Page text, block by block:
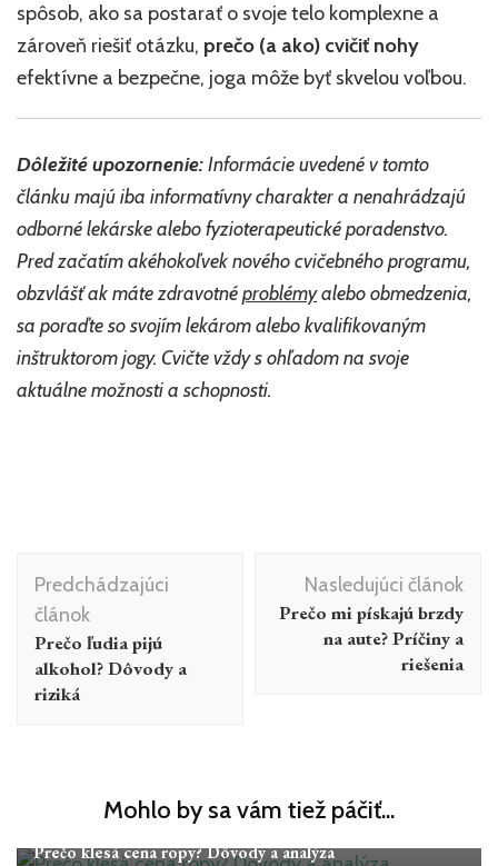
spôsob, ako sa postarať o svoje telo komplexne a
zároveň riešiť otázku, prečo (a ako) cvičiť nohy
efektívne a bezpečne, joga môže byť skvelou voľbou.
Dôležité upozornenie:Informácie uvedené v tomto
článku majú iba informatívny charakter a nenahrádzajú
odborné lekárske alebo fyzioterapeutické poradenstvo.
Pred začatím akéhokoľvek nového cvičebného programu,
obzvlášť ak máte zdravotnéproblémyalebo obmedzenia,
sa poraďte so svojím lekárom alebo kvalifikovaným
inštruktorom jogy. Cvičte vždy s ohľadom na svoje
aktuálne možnosti a schopnosti.
Navigácia
článku
Predchádzajúci
článok
Prečo ľudia pijú
alkohol? Dôvody a
riziká
Nasledujúci článok
Prečo mi pískajú brzdy
na aute? Príčiny a
riešenia
Mohlo by sa vám tiež páčiť...
Prečo klesá cena ropy? Dôvody a analýza